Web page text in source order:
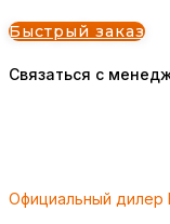
Быстрый заказ
Связаться с
Официальный дилер